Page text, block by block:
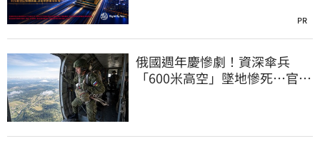
PR
俄國週年慶慘劇！資深傘兵
「600米高空」墜地慘死…官方